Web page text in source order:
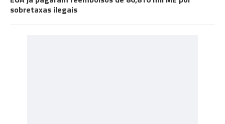
sobretaxas ilegais